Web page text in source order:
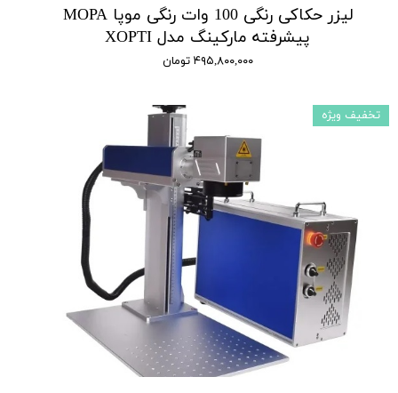
لیزر حکاکی رنگی 100 وات رنگی موپا MOPA
پیشرفته مارکینگ مدل XOPTI
۴۹۵,۸۰۰,۰۰۰ تومان
تخفیف ویژه